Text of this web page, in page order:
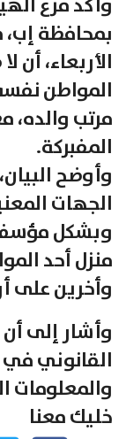
بمحافظة
الأربعاء،
المواطن
مرتب والده،
المفبركة.
وأوضح
الجهات
وبشكل مؤسف
منزل أحد
وأخرين على
وأشار إلى
القانوني في
والمعلومات
خليك معنا